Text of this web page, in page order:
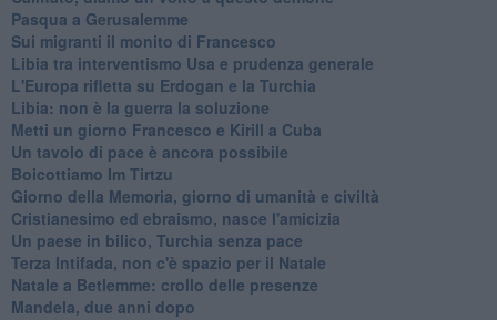
Pasqua a Gerusalemme
Sui migranti il monito di Francesco
Libia tra interventismo Usa e prudenza generale
L'Europa rifletta su Erdogan e la Turchia
Libia: non è la guerra la soluzione
Metti un giorno Francesco e Kirill a Cuba
Un tavolo di pace è ancora possibile
Boicottiamo Im Tirtzu
Giorno della Memoria, giorno di umanità e civiltà
Cristianesimo ed ebraismo, nasce l'amicizia
Un paese in bilico, Turchia senza pace
Terza Intifada, non c'è spazio per il Natale
Natale a Betlemme: crollo delle presenze
Mandela, due anni dopo